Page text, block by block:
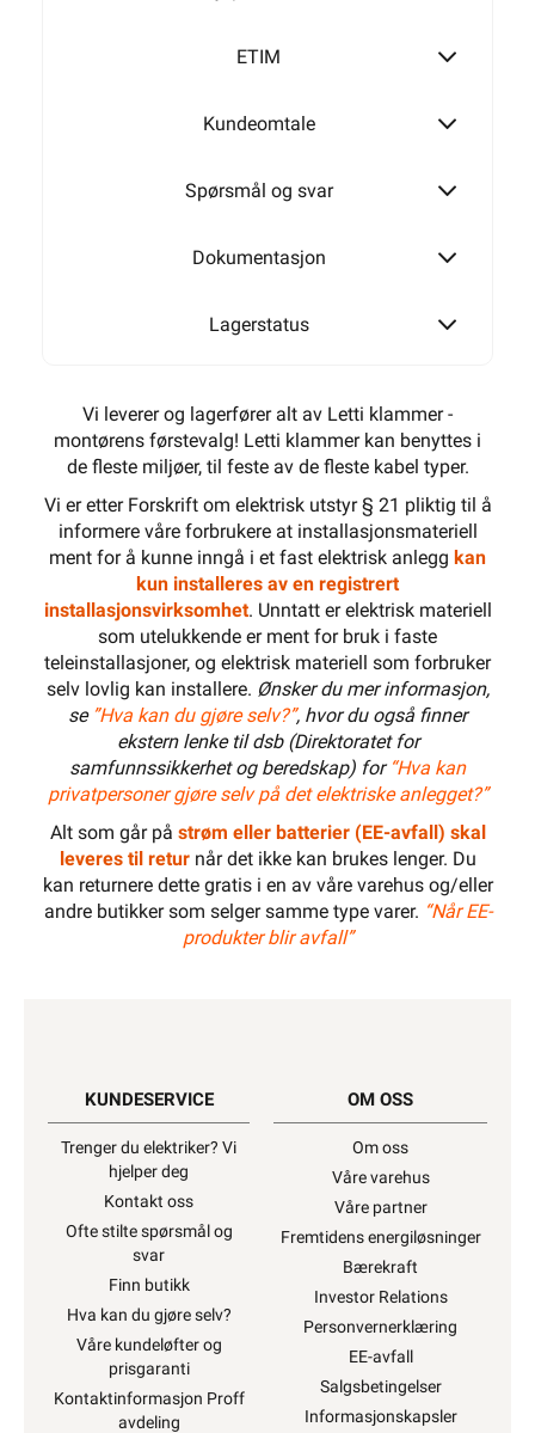
ETIM
Kundeomtale
Spørsmål og svar
Dokumentasjon
Lagerstatus
Vi leverer og lagerfører alt av Letti klammer -
montørens førstevalg! Letti klammer kan benyttes i
de fleste miljøer, til feste av de fleste kabel typer.
Vi er etter Forskrift om elektrisk utstyr § 21 pliktig til å
informere våre forbrukere at installasjonsmateriell
ment for å kunne inngå i et fast elektrisk anlegg kan
kun installeres av en registrert
installasjonsvirksomhet. Unntatt er elektrisk materiell
som utelukkende er ment for bruk i faste
teleinstallasjoner, og elektrisk materiell som forbruker
selv lovlig kan installere. Ønsker du mer informasjon,
se ”Hva kan du gjøre selv?”, hvor du også finner
ekstern lenke til dsb (Direktoratet for
samfunnssikkerhet og beredskap) for “Hva kan
privatpersoner gjøre selv på det elektriske anlegget?”
Alt som går på strøm eller batterier (EE-avfall) skal
leveres til returnår det ikke kan brukes lenger. Du
kan returnere dette gratis i en av våre varehus og/eller
andre butikker som selger samme type varer. “Når EE-
produkter blir avfall”
KUNDESERVICE
Trenger du elektriker? Vi
hjelper deg
Kontakt oss
Ofte stilte spørsmål og
svar
Finn butikk
Hva kan du gjøre selv?
Våre kundeløfter og
prisgaranti
Kontaktinformasjon Proff
avdeling
OM OSS
Om oss
Våre varehus
Våre partner
Fremtidens energiløsninger
Bærekraft
Investor Relations
Personvernerklæring
EE-avfall
Salgsbetingelser
Informasjonskapsler